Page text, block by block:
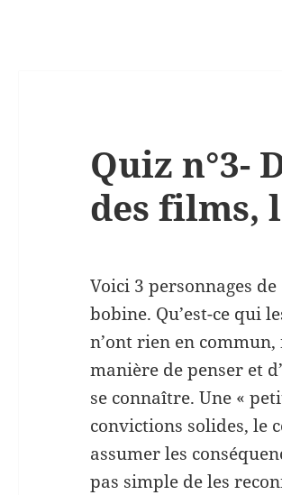
Quiz n°3-
des films,
Voici 3 personnages
bobine. Qu’est-ce qui
n’ont rien en
manière de penser et
se connaître. Une «
convictions solides, le
assumer les
pas simple de les